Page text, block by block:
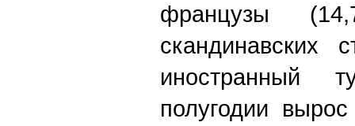
французы
скандинавских
иностранный
полугодии